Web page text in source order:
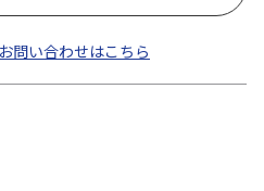
問い合わせはこちら